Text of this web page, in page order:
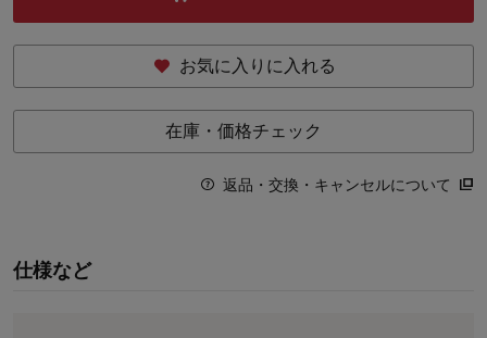
お気に入りに入れる
在庫・価格チェック
返品・交換・キャンセルについて
仕様など